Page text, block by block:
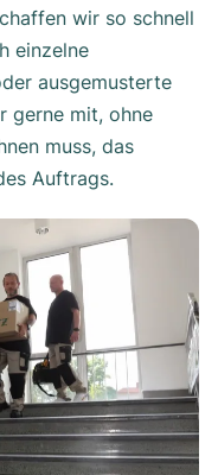
wir so schnell
einzelne
ausgemusterte
gerne mit, ohne
muss, das
Auftrags.